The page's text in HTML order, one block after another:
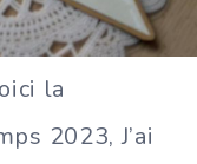
la
2023, J’ai